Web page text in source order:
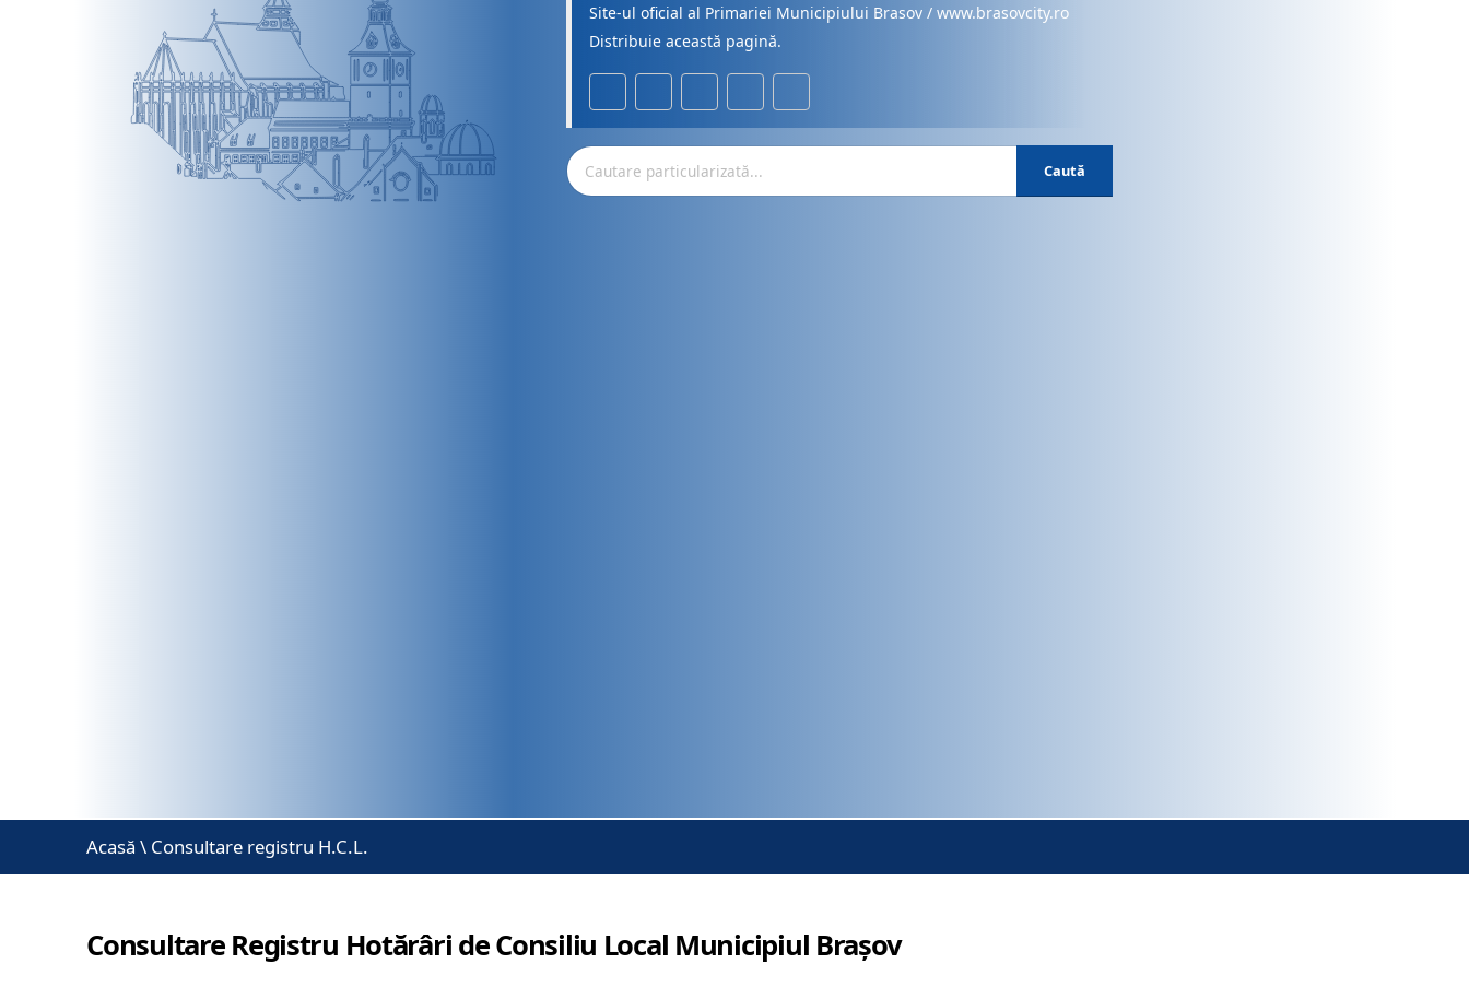
Site-ul oficial al Primariei Municipiului Brasov / www.brasovcity.ro
Distribuie această pagină.
Caută
Acasă \ Consultare registru H.C.L.
Consultare Registru Hotărâri de Consiliu Local Municipiul Brașov